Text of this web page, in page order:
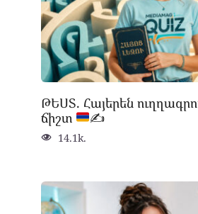
ԹԵՍՏ. Հայերեն
ճիշտ
✍
14.1k.